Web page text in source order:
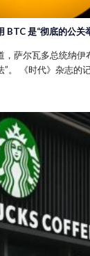
BTC 是“彻底的公
萨尔瓦多总统纳伊
”。 《时代》杂志的